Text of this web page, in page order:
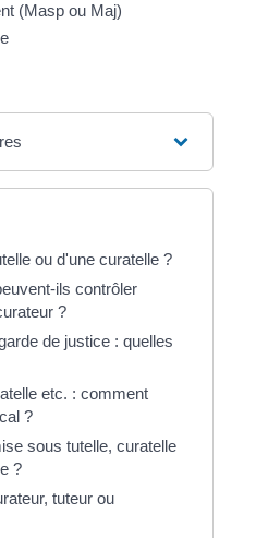
(Masp ou Maj)
ou d'une curatelle ?
ils contrôler
?
de justice : quelles
etc. : comment
?
sous tutelle, curatelle
?
tuteur ou